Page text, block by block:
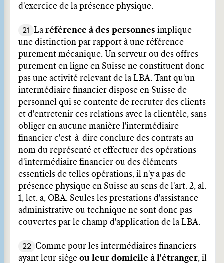
d'exercice de la présence physique.
21 La référence à des personnes implique
une distinction par rapport à une référence
purement mécanique. Un serveur ou des offres
purement en ligne en Suisse ne constituent donc
pas une activité relevant de la LBA. Tant qu'un
intermédiaire financier dispose en Suisse de
personnel qui se contente de recruter des clients
et d'entretenir ces relations avec la clientèle, sans
obliger en aucune manière l'intermédiaire
financier c'est-à-dire conclure des contrats au
nom du représenté et effectuer des opérations
d'intermédiaire financier ou des éléments
essentiels de telles opérations, il n'y a pas de
présence physique en Suisse au sens de l'art. 2, al.
1, let. a, OBA. Seules les prestations d'assistance
administrative ou technique ne sont donc pas
couvertes par le champ d'application de la LBA.
22 Comme pour les intermédiaires financiers
ayant leur siège ou leur domicile à l'étranger, il